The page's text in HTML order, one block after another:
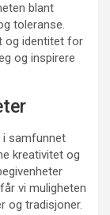
blant
toleranse.
og identitet for
og inspirere
i samfunnet
kreativitet og
vi muligheten
og tradisjoner.